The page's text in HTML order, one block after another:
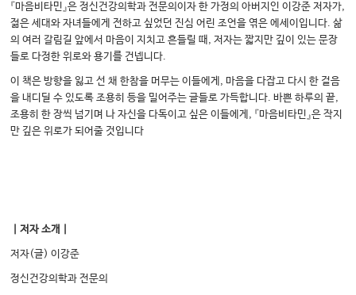
『마음비타민』은 정신건강의학과 전문의이자 한 가정의 아버지인 이강준 저자가,
젊은 세대와 자녀들에게 전하고 싶었던 진심 어린 조언을 엮은 에세이입니다. 삶
의 여러 갈림길 앞에서 마음이 지치고 흔들릴 때, 저자는 짧지만 깊이 있는 문장
들로 다정한 위로와 용기를 건넵니다.
이 책은 방향을 잃고 선 채 한참을 머무는 이들에게, 마음을 다잡고 다시 한 걸음
을 내디딜 수 있도록 조용히 등을 밀어주는 글들로 가득합니다. 바쁜 하루의 끝,
조용히 한 장씩 넘기며 나 자신을 다독이고 싶은 이들에게, 『마음비타민』은 작지
만 깊은 위로가 되어줄 것입니다
｜저자 소개｜
저자(글) 이강준
정신건강의학과 전문의